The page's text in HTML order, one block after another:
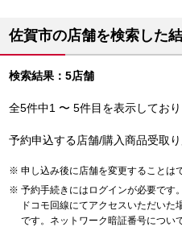
佐賀市の店舗を検索した
検索結果：5店舗
全5件中1 〜 5件目を表示してお
予約申込する店舗/購入商品受取
申し込み後に店舗を変更することは
予約手続きにはログインが必要です。
ドコモ回線にてアクセスいただい
です。ネットワーク暗証番号につい